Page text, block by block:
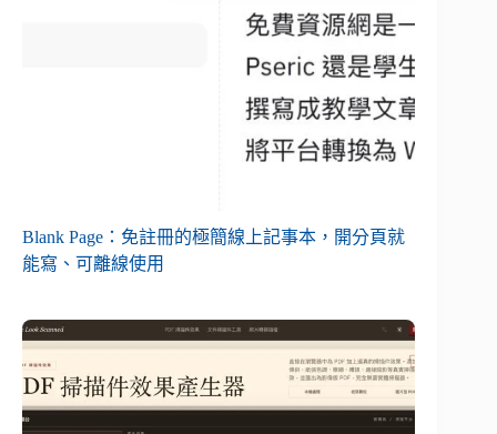
Blank Page：免註冊的極簡線上記事本，開分頁就
能寫、可離線使用